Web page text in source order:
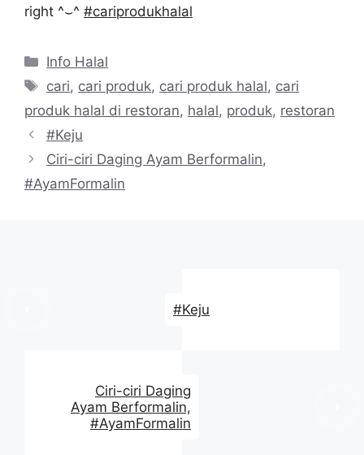
right ^⌣^ #cariprodukhalal
Kategori
Info Halal
Tag
cari, cari produk, cari produk halal, cari
produk halal di restoran, halal, produk, restoran
#Keju
Ciri-ciri Daging Ayam Berformalin,
‪#AyamFormalin
#Keju
Ciri-ciri Daging
Ayam Berformalin,
‪#AyamFormalin